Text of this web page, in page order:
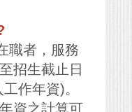
職者，服務
招生截止日
作年資)。
資之計算可